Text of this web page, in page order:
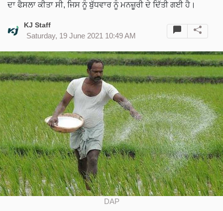
ਦਾ ਫੈਸਲਾ ਕੀਤਾ ਸੀ, ਜਿਸ ਨੂੰ ਬੁੱਧਵਾਰ ਨੂੰ ਮਨਜ਼ੂਰੀ ਦੇ ਦਿੱਤੀ ਗਈ ਹੈ।
KJ Staff
Saturday, 19 June 2021 10:49 AM
DAP